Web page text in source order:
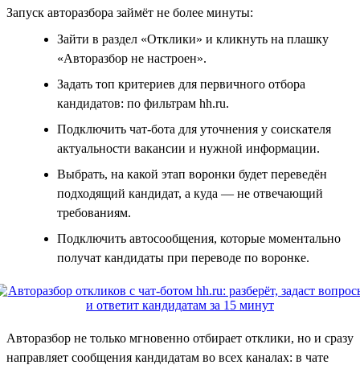
Запуск авторазбора займёт не более минуты:
Зайти в раздел «Отклики» и кликнуть на плашку
«Авторазбор не настроен».
Задать топ критериев для первичного отбора
кандидатов: по фильтрам hh.ru.
Подключить чат-бота для уточнения у соискателя
актуальности вакансии и нужной информации.
Выбрать, на какой этап воронки будет переведён
подходящий кандидат, а куда — не отвечающий
требованиям.
Подключить автосообщения, которые моментально
получат кандидаты при переводе по воронке.
Авторазбор не только мгновенно отбирает отклики, но и сразу
направляет сообщения кандидатам во всех каналах: в чате